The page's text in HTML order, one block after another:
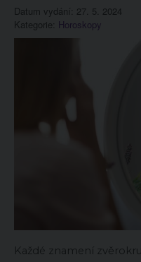
Datum vydání: 27. 5. 2024
Kategorie: Horoskopy
Každé znamení